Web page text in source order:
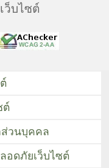
ว็บไซต์
ต์
วนบุคคล
อดภัยเว็บไซต์